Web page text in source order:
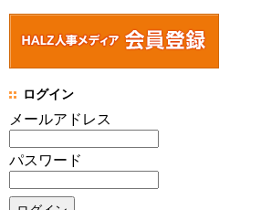
ログイン
メールアドレス
パスワード